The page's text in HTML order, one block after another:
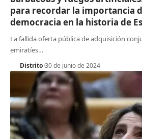
para recordar la importancia
democracia en la historia de
La fallida oferta pública de adquisición
emiratíes…
Distrito 30 de junio de 2024